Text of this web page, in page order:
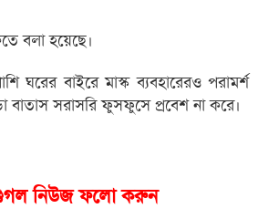
বলা হয়েছে।
ঘরের বাইরে মাস্ক ব্যবহারেরও পরামর্শ
বাতাস সরাসরি ফুসফুসে প্রবেশ না করে।
নিউজ ফলো করুন